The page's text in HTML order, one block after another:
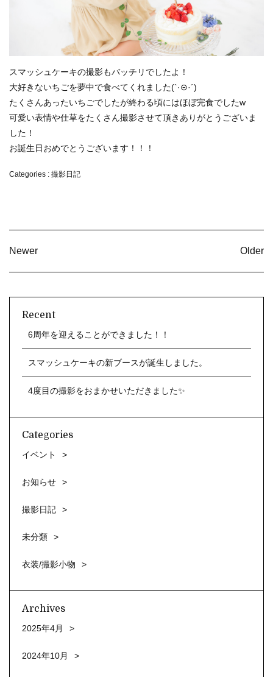
スマッシュケーキの撮影もバッチリでしたよ！
大好きないちごを夢中で食べてくれました(`·⊝·´)
たくさんあったいちごでしたが終わる頃にはほぼ完食でしたw
可愛い表情や仕草をたくさん撮影させて頂きありがとうございま
した！
お誕生日おめでとうございます！！！
Categories : 撮影日記
Newer Older
Recent
6周年を迎えることができました！！
スマッシュケーキの新ブースが誕生しました。
4度目の撮影をおまかせいただきました✨
Categories
イベント
お知らせ
撮影日記
未分類
衣装/撮影小物
Archives
2025年4月
2024年10月